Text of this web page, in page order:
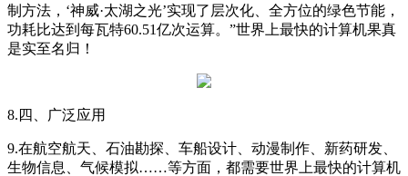
制方法，‘神威·太湖之光’实现了层次化、全方位的绿色节能，
功耗比达到每瓦特60.51亿次运算。”世界上最快的计算机果真
是实至名归！
8.四、广泛应用
9.在航空航天、石油勘探、车船设计、动漫制作、新药研发、
生物信息、气候模拟……等方面，都需要世界上最快的计算机